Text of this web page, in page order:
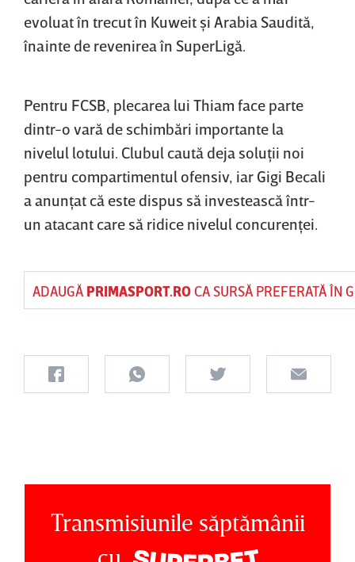
evoluat în trecut în Kuweit şi Arabia Saudită,
înainte de revenirea în SuperLigă.
Pentru FCSB, plecarea lui Thiam face parte
dintr-o vară de schimbări importante la
nivelul lotului. Clubul caută deja soluţii noi
pentru compartimentul ofensiv, iar Gigi Becali
a anunţat că este dispus să investească într-
un atacant care să ridice nivelul concurenţei.
ADAUGĂ PRIMASPORT.ROCA SURSĂ PREFERATĂ ÎN
Transmisiunile săptămânii